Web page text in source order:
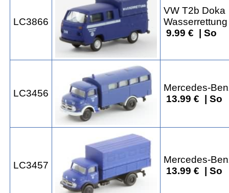
LC3866
VW T2b Doka
Wasserrettung
9.99 € | So
LC3456
Mercedes-
13.99 € | So
LC3457
Mercedes-
13.99 € | So